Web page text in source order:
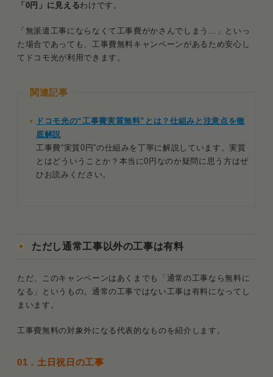
「0円」に見えるわけです。
「無派遣工事にならなくて工事費がかさんでしまう…」といっ
た場合であっても、工事費無料キャンペーンがあるため安心し
てドコモ光が利用できます。
関連記事
ドコモ光の“工事費実質無料”とは？仕組みと注意点を徹
底解説
工事費“実質0円”の仕組みを丁寧に解説しています。実質
とはどういうことか？本当に0円なのか疑問に思う方はぜ
ひお読みください。
ただし通常工事以外の工事は有料
ただ、このキャンペーンはあくまでも「通常の工事なら無料に
なる」というもの。通常の工事ではない工事は有料になってし
まいます。
工事費無料の対象外になる代表的なものを紹介します。
01．土日祝日の工事